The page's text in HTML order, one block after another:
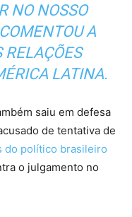
NO NOSSO
A
RELAÇÕES
LATINA.
saiu em defesa
de tentativa de
do político brasileiro
o julgamento no